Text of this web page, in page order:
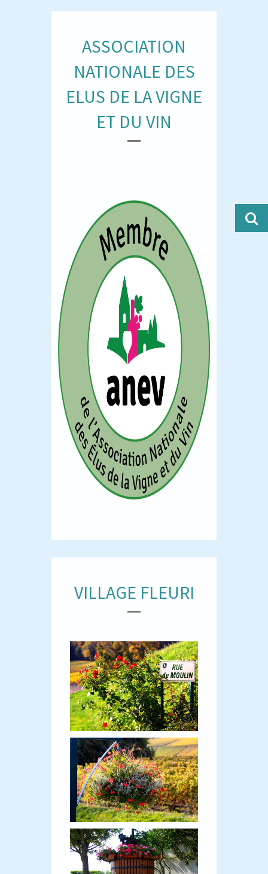
ASSOCIATION
NATIONALE DES
ELUS DE LA VIGNE
ET DU VIN
VILLAGE FLEURI